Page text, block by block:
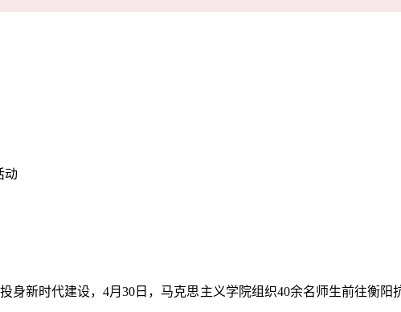
动
身新时代建设，4月30日，马克思主义学院组织40余名师生前往衡